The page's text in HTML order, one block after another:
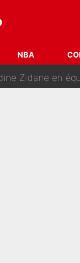
NBA
déjà passée à
de régaler
Zidane en